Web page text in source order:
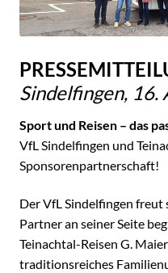
Sindelfingen,
Sport und Reisen – das
VfL Sindelfingen und
Sponsorenpartnerschaft!
Der VfL Sindelfingen freut
Partner an seiner Seite
Teinachtal-Reisen G.
traditionsreiches